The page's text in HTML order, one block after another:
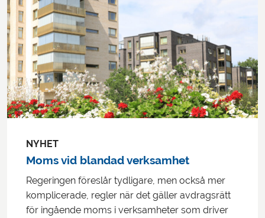
NYHET
Moms vid blandad verksamhet
Regeringen föreslår tydligare, men också mer
komplicerade, regler när det gäller avdragsrätt
för ingående moms i verksamheter som driver